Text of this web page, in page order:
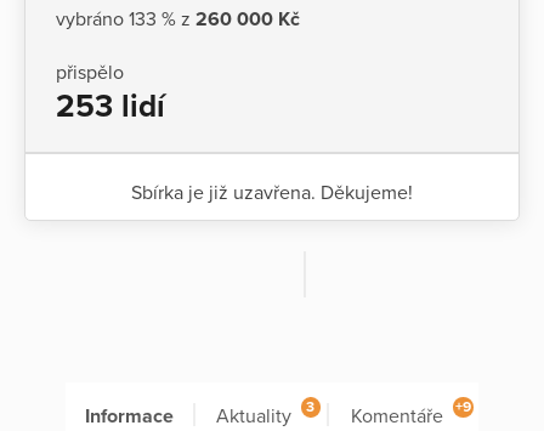
vybráno 133 % z 260 000 Kč
přispělo
253 lidí
Sbírka je již uzavřena. Děkujeme!
Informace Aktuality 3 Komentáře +9